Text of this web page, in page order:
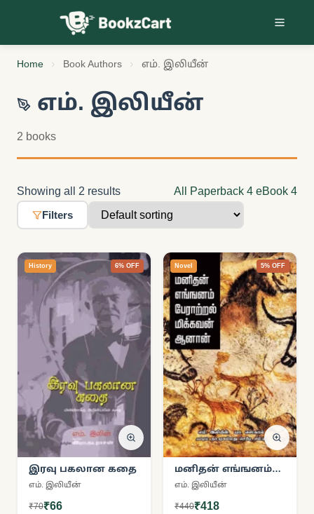
Skip to content
Home Book Authors எம். இலியீன்
எம். இலியீன்
2 books
Showing all 2 results All Paperback 4 eBook 4
Filters
History 6% OFF
இரவு பகலான கதை
எம். இலியீன்
₹70₹66
Novel 5% OFF
மனிதன் எங்ஙனம்
பேராற்றல் மிக்கவன்
எம். இலியீன்
₹440₹418